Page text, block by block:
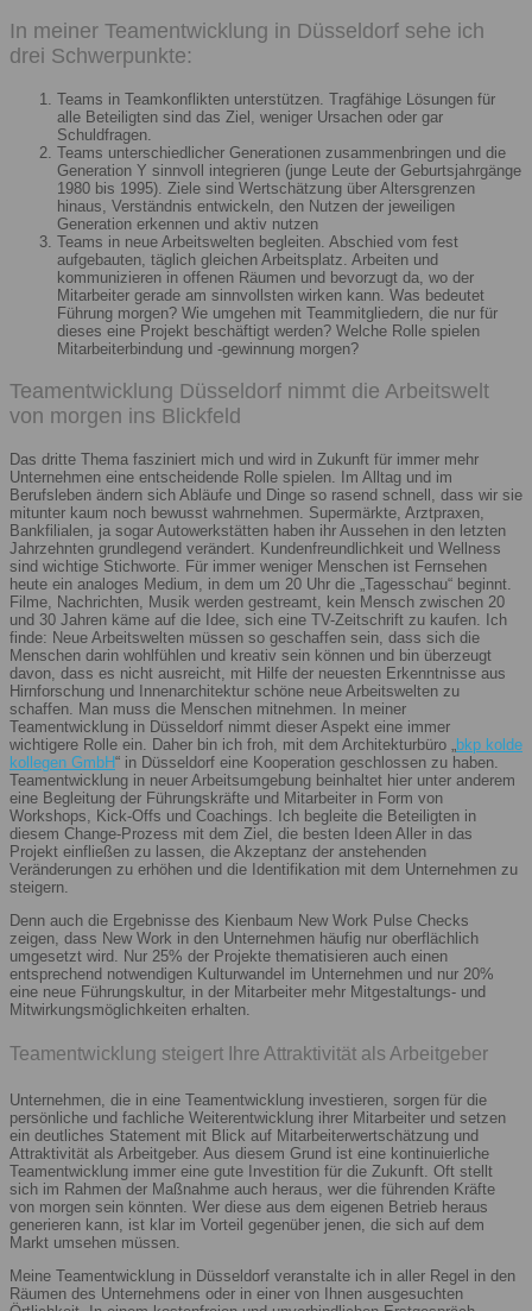
In meiner Teamentwicklung in Düsseldorf sehe ich
drei Schwerpunkte:
Teams in Teamkonflikten unterstützen. Tragfähige Lösungen für
alle Beteiligten sind das Ziel, weniger Ursachen oder gar
Schuldfragen.
Teams unterschiedlicher Generationen zusammenbringen und die
Generation Y sinnvoll integrieren (junge Leute der Geburtsjahrgänge
1980 bis 1995). Ziele sind Wertschätzung über Altersgrenzen
hinaus, Verständnis entwickeln, den Nutzen der jeweiligen
Generation erkennen und aktiv nutzen
Teams in neue Arbeitswelten begleiten. Abschied vom fest
aufgebauten, täglich gleichen Arbeitsplatz. Arbeiten und
kommunizieren in offenen Räumen und bevorzugt da, wo der
Mitarbeiter gerade am sinnvollsten wirken kann. Was bedeutet
Führung morgen? Wie umgehen mit Teammitgliedern, die nur für
dieses eine Projekt beschäftigt werden? Welche Rolle spielen
Mitarbeiterbindung und -gewinnung morgen?
Teamentwicklung Düsseldorf nimmt die Arbeitswelt
von morgen ins Blickfeld
Das dritte Thema fasziniert mich und wird in Zukunft für immer mehr
Unternehmen eine entscheidende Rolle spielen. Im Alltag und im
Berufsleben ändern sich Abläufe und Dinge so rasend schnell, dass wir sie
mitunter kaum noch bewusst wahrnehmen. Supermärkte, Arztpraxen,
Bankfilialen, ja sogar Autowerkstätten haben ihr Aussehen in den letzten
Jahrzehnten grundlegend verändert. Kundenfreundlichkeit und Wellness
sind wichtige Stichworte. Für immer weniger Menschen ist Fernsehen
heute ein analoges Medium, in dem um 20 Uhr die „Tagesschau“ beginnt.
Filme, Nachrichten, Musik werden gestreamt, kein Mensch zwischen 20
und 30 Jahren käme auf die Idee, sich eine TV-Zeitschrift zu kaufen. Ich
finde: Neue Arbeitswelten müssen so geschaffen sein, dass sich die
Menschen darin wohlfühlen und kreativ sein können und bin überzeugt
davon, dass es nicht ausreicht, mit Hilfe der neuesten Erkenntnisse aus
Hirnforschung und Innenarchitektur schöne neue Arbeitswelten zu
schaffen. Man muss die Menschen mitnehmen. In meiner
Teamentwicklung in Düsseldorf nimmt dieser Aspekt eine immer
wichtigere Rolle ein. Daher bin ich froh, mit dem Architekturbüro „bkp kolde
kollegen GmbH“ in Düsseldorf eine Kooperation geschlossen zu haben.
Teamentwicklung in neuer Arbeitsumgebung beinhaltet hier unter anderem
eine Begleitung der Führungskräfte und Mitarbeiter in Form von
Workshops, Kick-Offs und Coachings. Ich begleite die Beteiligten in
diesem Change-Prozess mit dem Ziel, die besten Ideen Aller in das
Projekt einfließen zu lassen, die Akzeptanz der anstehenden
Veränderungen zu erhöhen und die Identifikation mit dem Unternehmen zu
steigern.
Denn auch die Ergebnisse des Kienbaum New Work Pulse Checks
zeigen, dass New Work in den Unternehmen häufig nur oberflächlich
umgesetzt wird. Nur 25% der Projekte thematisieren auch einen
entsprechend notwendigen Kulturwandel im Unternehmen und nur 20%
eine neue Führungskultur, in der Mitarbeiter mehr Mitgestaltungs- und
Mitwirkungsmöglichkeiten erhalten.
Teamentwicklung steigert Ihre Attraktivität als Arbeitgeber
Unternehmen, die in eine Teamentwicklung investieren, sorgen für die
persönliche und fachliche Weiterentwicklung ihrer Mitarbeiter und setzen
ein deutliches Statement mit Blick auf Mitarbeiterwertschätzung und
Attraktivität als Arbeitgeber. Aus diesem Grund ist eine kontinuierliche
Teamentwicklung immer eine gute Investition für die Zukunft. Oft stellt
sich im Rahmen der Maßnahme auch heraus, wer die führenden Kräfte
von morgen sein könnten. Wer diese aus dem eigenen Betrieb heraus
generieren kann, ist klar im Vorteil gegenüber jenen, die sich auf dem
Markt umsehen müssen.
Meine Teamentwicklung in Düsseldorf veranstalte ich in aller Regel in den
Räumen des Unternehmens oder in einer von Ihnen ausgesuchten